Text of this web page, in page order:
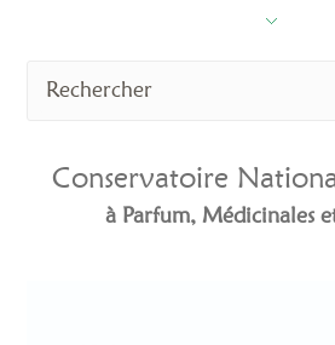
Conservatoire
à Parfum, Médicinales